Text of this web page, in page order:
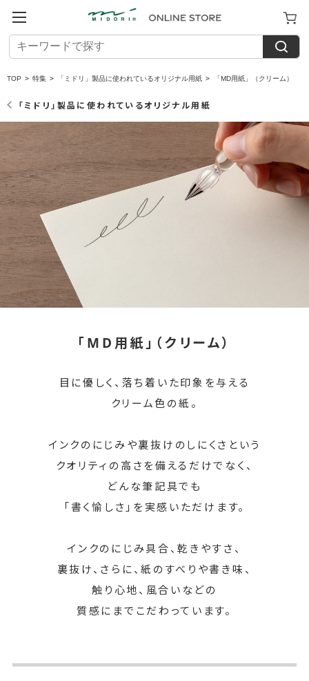
TOP > 特集 > 「ミドリ」製品に使われているオリジナル用紙 > 「MD用紙」（クリーム）
「ミドリ」製品に使われているオリジナル用紙
「MD用紙」（クリーム）
目に優しく、落ち着いた印象を与える
クリーム色の紙。
インクのにじみや裏抜けのしにくさという
クオリティの高さを備えるだけでなく、
どんな筆記具でも
「書く愉しさ」を実感いただけます。
インクのにじみ具合、乾きやすさ、
裏抜け、さらに、紙のすべりや書き味、
触り心地、 風合いなどの
質感にまでこだわっています。